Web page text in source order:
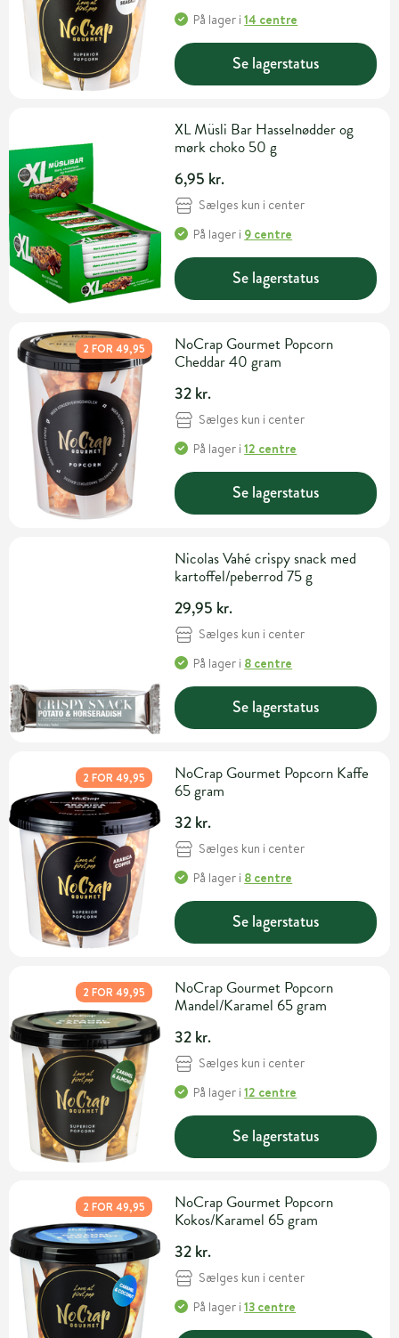
På lager i14 centre
Se lagerstatus
XL Müsli Bar Hasselnødder og
mørk choko 50 g
6,95 kr.
Sælges kun i center
På lager i 9 centre
Se lagerstatus
2 FOR 49,95
NoCrap Gourmet Popcorn
Cheddar 40 gram
32 kr.
Sælges kun i center
På lager i12 centre
Se lagerstatus
Nicolas Vahé crispy snack med
kartoffel/peberrod 75 g
29,95 kr.
Sælges kun i center
På lager i 8 centre
Se lagerstatus
2 FOR 49,95
NoCrap Gourmet Popcorn Kaffe
65 gram
32 kr.
Sælges kun i center
På lager i 8 centre
Se lagerstatus
2 FOR 49,95
NoCrap Gourmet Popcorn
Mandel/Karamel 65 gram
32 kr.
Sælges kun i center
På lager i12 centre
Se lagerstatus
2 FOR 49,95
NoCrap Gourmet Popcorn
Kokos/Karamel 65 gram
32 kr.
Sælges kun i center
På lager i13 centre